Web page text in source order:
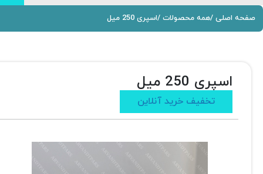
صفحه اصلی /همه محصولات /اسپری 250 میل
اسپری 250 میل
تخفیف خرید آنلاین